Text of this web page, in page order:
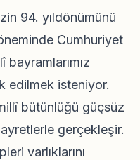
94. yıldönümünü
Cumhuriyet
edilmek isteniyor.
bütünlüğü güçsüz
gerçekleşir.
varlıklarını